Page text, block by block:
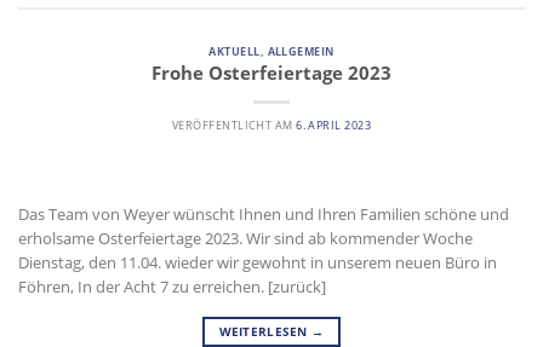
AKTUELL, ALLGEMEIN
Frohe Osterfeiertage 2023
VERÖFFENTLICHT AM6. APRIL 2023
Das Team von Weyer wünscht Ihnen und Ihren Familien schöne und
erholsame Osterfeiertage 2023. Wir sind ab kommender Woche
Dienstag, den 11.04. wieder wir gewohnt in unserem neuen Büro in
Föhren, In der Acht 7 zu erreichen. [zurück]
WEITERLESEN →